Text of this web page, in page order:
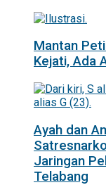
Mantan
Kejati, Ada
Ayah dan
Jaringan
Telabang